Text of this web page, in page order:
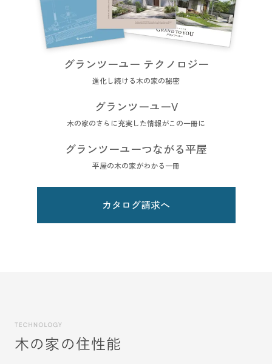
グランツーユー テクノロジー
進化し続ける木の家の秘密
グランツーユーV
木の家のさらに充実した情報がこの一冊に
グランツーユーつながる平屋
平屋の木の家がわかる一冊
カタログ請求へ
木の家の住性能